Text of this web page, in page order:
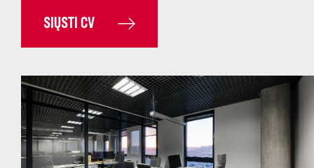
SIŲSTI CV